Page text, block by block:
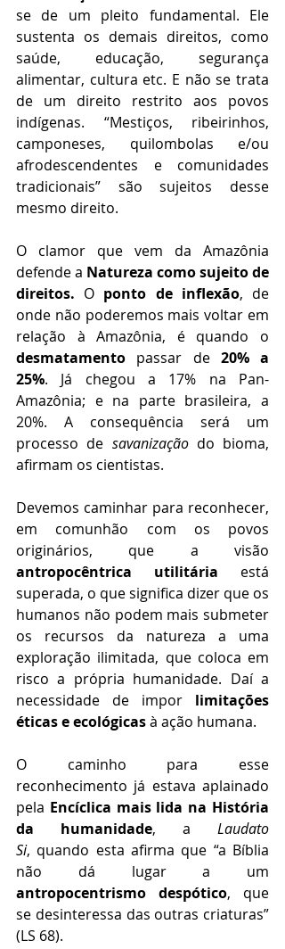
se de um pleito fundamental. Ele
sustenta os demais direitos, como
saúde, educação, segurança
alimentar, cultura etc. E não se trata
de um direito restrito aos povos
indígenas. “Mestiços, ribeirinhos,
camponeses, quilombolas e/ou
afrodescendentes e comunidades
tradicionais” são sujeitos desse
mesmo direito.
O clamor que vem da Amazônia
defende a Natureza como sujeito de
direitos. O ponto de inflexão, de
onde não poderemos mais voltar em
desmatamento passar de 20% a
25%. Já chegou a 17% na Pan-
Amazônia; e na parte brasileira, a
20%. A consequência será um
processo de savanização do bioma,
afirmam os cientistas.
Devemos caminhar para reconhecer,
em comunhão com os povos
antropocêntrica utilitária está
superada, o que significa dizer que os
humanos não podem mais submeter
os recursos da natureza a uma
exploração ilimitada, que coloca em
risco a própria humanidade. Daí a
necessidade de impor limitações
éticas e ecológicas à ação humana.
O caminho para esse
reconhecimento já estava aplainado
pela Encíclica mais lida na História
da humanidade, a Laudato
Si, quando esta afirma que “a Bíblia
antropocentrismo despótico, que
se desinteressa das outras criaturas”
(LS 68).